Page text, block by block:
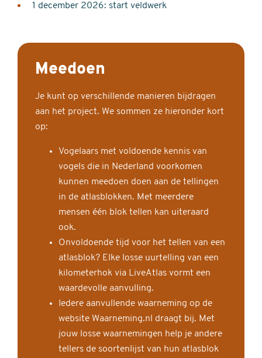
1 december 2026: start veldwerk
Meedoen
Je kunt op verschillende manieren bijdragen
aan het project. We sommen ze hieronder kort
op:
Vogelaars met voldoende kennis van
vogels die in Nederland voorkomen
kunnen meedoen doen aan de tellingen
in de atlasblokken. Met meerdere
mensen één blok tellen kan uiteraard
ook.
Onvoldoende tijd voor het tellen van een
atlasblok? Elke losse uurtelling van een
kilometerhok via LiveAtlas vormt een
waardevolle aanvulling.
Iedere aanvullende waarneming op de
website Waarneming.nl draagt bij. Met
jouw losse waarnemingen help je andere
tellers de soortenlijst van hun atlasblok